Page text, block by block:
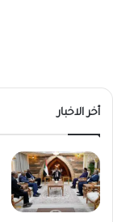
أخر الاخبار